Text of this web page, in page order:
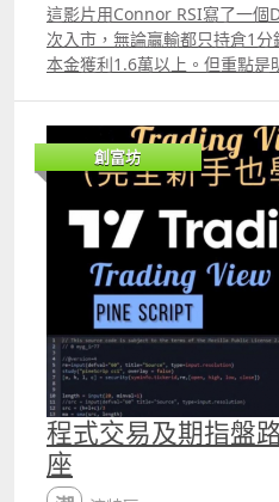
這影片用Connor RSI寫了一
次入市，無論贏輸都只持倉1
本金獲利1.6萬以上。但重點是
interactive broker下載level 2
多Daytrade策略都十分有用的
Keras寫的AI模型LSTM 模型
人想像中那樣複雜。 筆者
創富坊
程式交易及期指盤
座